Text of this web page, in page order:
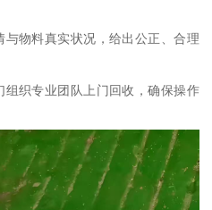
与物料真实状况，给出公正、合理
组织专业团队上门回收，确保操作